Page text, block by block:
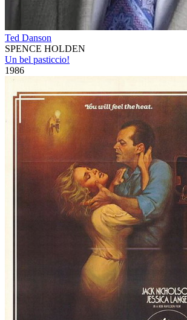
Ted Danson
SPENCE HOLDEN
Un bel pasticcio!
1986